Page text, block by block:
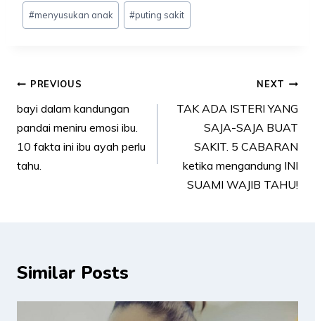
#menyusukan anak #puting sakit
Post
navigation
PREVIOUS
bayi dalam kandungan
pandai meniru emosi ibu.
10 fakta ini ibu ayah perlu
tahu.
NEXT
TAK ADA ISTERI YANG
SAJA-SAJA BUAT
SAKIT. 5 CABARAN
ketika mengandung INI
SUAMI WAJIB TAHU!
Similar Posts